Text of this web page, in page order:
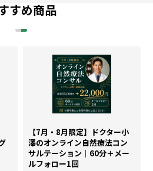
すめ商品
【7月・8月限定】ドクター小
澤のオンライン自然療法コン
サルテーション｜60分＋メー
ルフォロー1回